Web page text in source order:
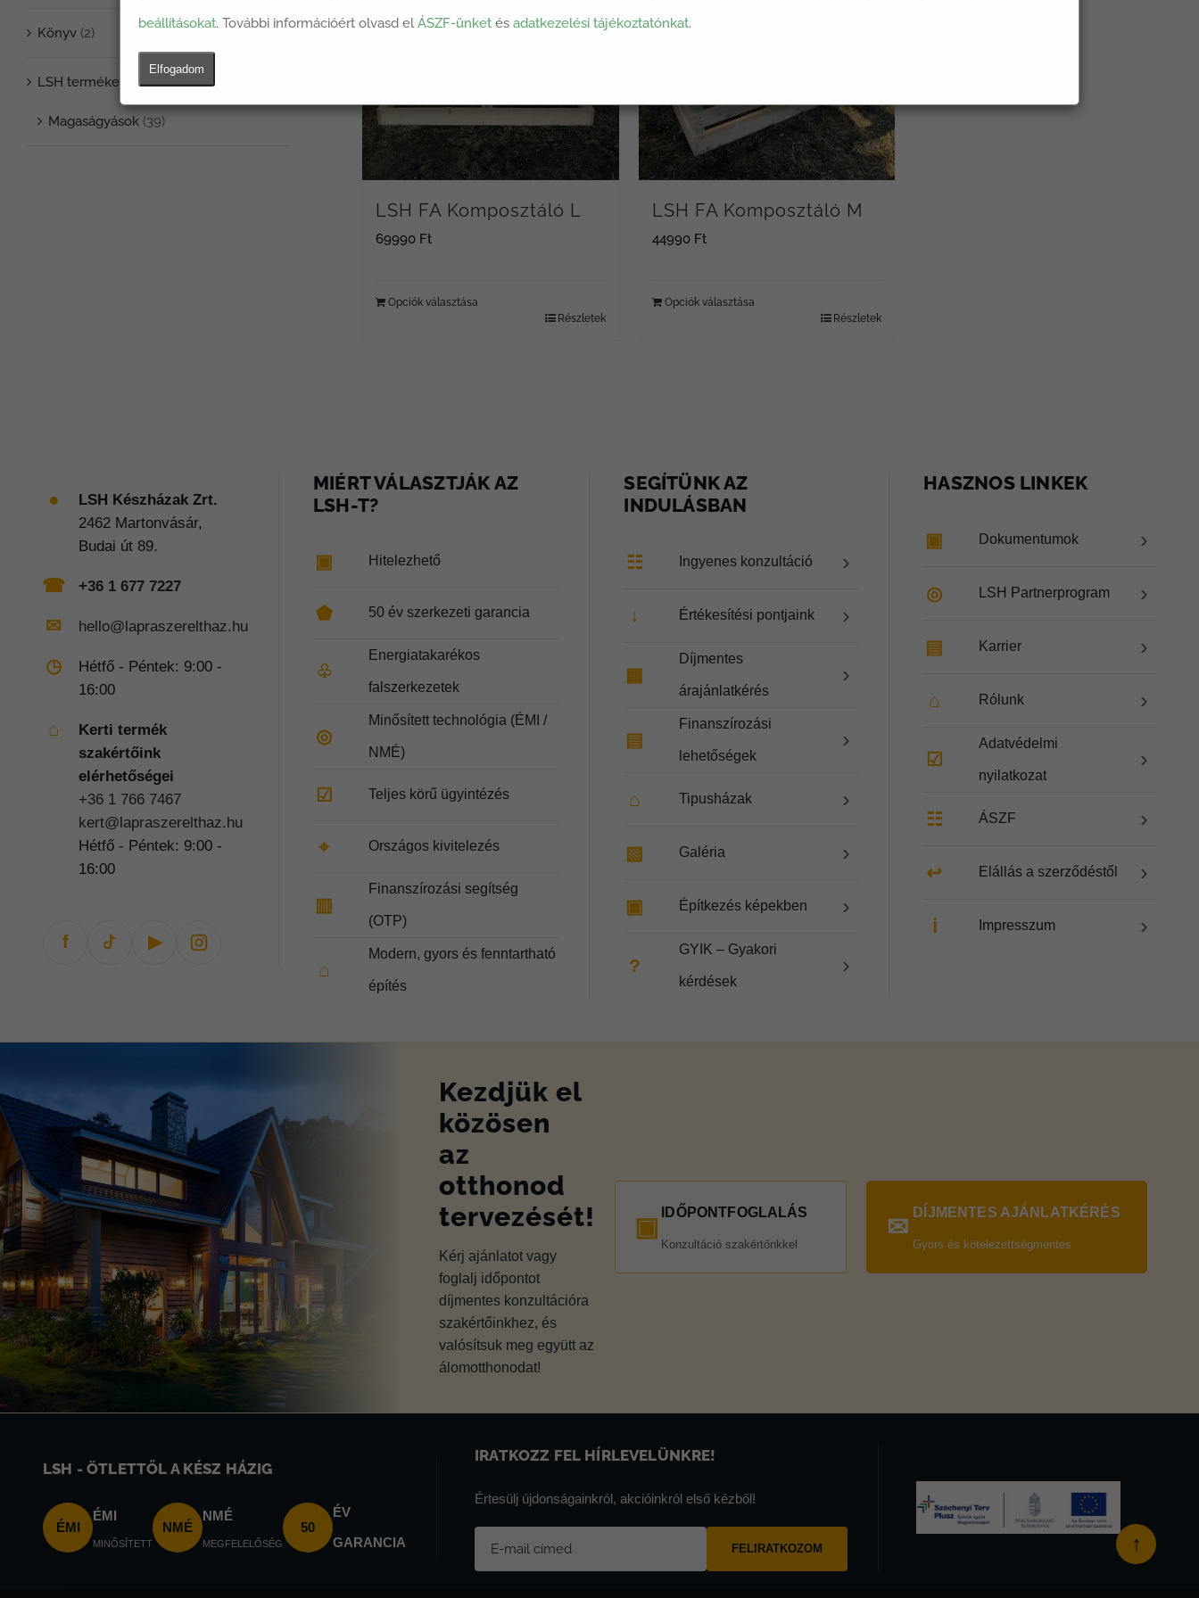
beállításokat. További információért olvasd elÁSZF-ünket ésadatkezelési tájékoztatónkat.
Elfogadom
LSH FA Komposztáló L
69990 Ft
Opciók választása
Részletek
LSH FA Komposztáló M
44990 Ft
Opciók választása
Részletek
Könyv (2)
LSH termékek (39)
Magaságyások (39)
●
LSH Készházak Zrt.
2462 Martonvásár,
Budai út 89.
☎ +36 1 677 7227
✉ hello@lapraszerelthaz.hu
◷
Hétfő - Péntek: 9:00 -
16:00
⌂
Kerti termék
szakértőink
elérhetőségei
+36 1 766 7467
kert@lapraszerelthaz.hu
Hétfő - Péntek: 9:00 -
16:00
f ▶
MIÉRT VÁLASZTJÁK AZ
LSH-T?
▣ Hitelezhető
⬟ 50 év szerkezeti garancia
♧
Energiatakarékos
falszerkezetek
◎
Minősített technológia (ÉMI /
NMÉ)
☑ Teljes körű ügyintézés
⌖ Országos kivitelezés
▥
Finanszírozási segítség
(OTP)
⌂
Modern, gyors és fenntartható
építés
SEGÍTÜNK AZ
INDULÁSBAN
☷ Ingyenes konzultáció ›
↓ Értékesítési pontjaink ›
▦
Díjmentes
árajánlatkérés
›
▤
Finanszírozási
lehetőségek
›
⌂ Tipusházak ›
▧ Galéria ›
▣ Építkezés képekben ›
?
GYIK – Gyakori
kérdések
›
HASZNOS LINKEK
▣ Dokumentumok ›
◎ LSH Partnerprogram ›
▤ Karrier ›
⌂ Rólunk ›
☑
Adatvédelmi
nyilatkozat
›
☷ ÁSZF ›
↩ Elállás a szerződéstől ›
ℹ Impresszum ›
Kezdjük el
közösen
az
otthonod
tervezését!
Kérj ajánlatot vagy
foglalj időpontot
díjmentes konzultációra
szakértőinkhez, és
valósítsuk meg együtt az
álomotthonodat!
▣ IDŐPONTFOGLALÁS
Konzultáció szakértőnkkel
✉ DÍJMENTES AJÁNLATKÉRÉS
Gyors és kötelezettségmentes
LSH - ÖTLETTŐL A KÉSZ HÁZIG
ÉMI
ÉMI
MINŐSÍTETT
NMÉ
NMÉ
MEGFELELŐSÉG
50
ÉV
GARANCIA
IRATKOZZ FEL HÍRLEVELÜNKRE!
Értesülj újdonságainkról, akcióinkról első kézből!
FELIRATKOZOM ↑